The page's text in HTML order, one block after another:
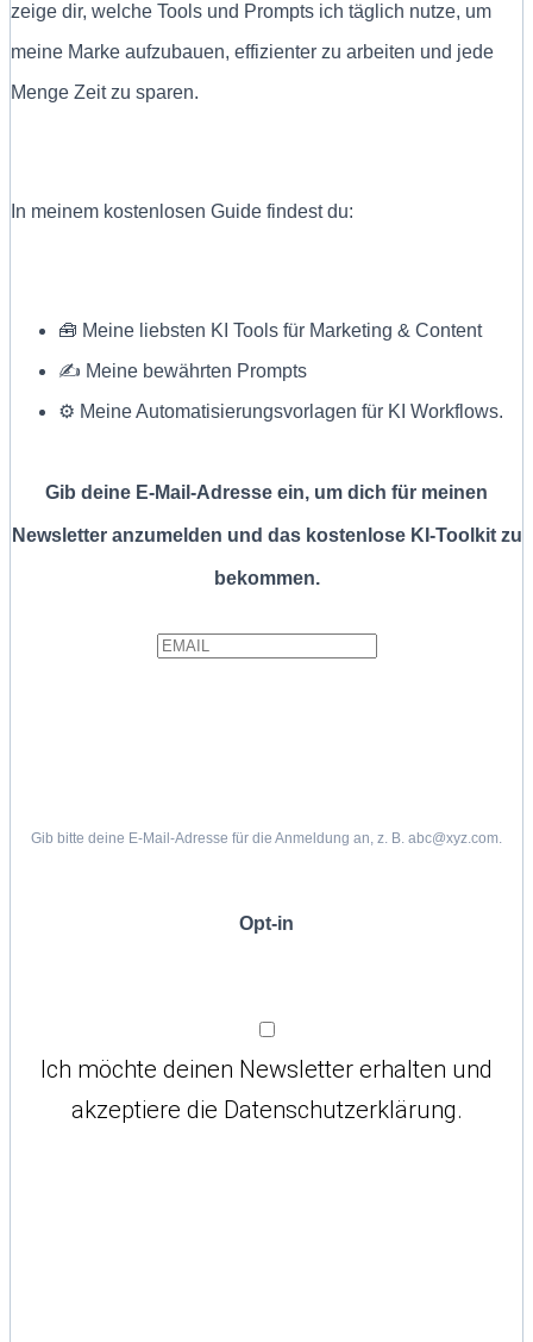
zeige dir, welche Tools und Prompts ich täglich nutze, um
meine Marke aufzubauen, effizienter zu arbeiten und jede
Menge Zeit zu sparen.
In meinem kostenlosen Guide findest du:
🧰 Meine liebsten KI Tools für Marketing & Content
✍ Meine bewährten Prompts
⚙️ Meine Automatisierungsvorlagen für KI Workflows.
Gib deine E-Mail-Adresse ein, um dich für meinen
Newsletter anzumelden und das kostenlose KI-Toolkit zu
bekommen.
Gib bitte deine E-Mail-Adresse für die Anmeldung an, z. B. abc@xyz.com.
Opt-in
Ich möchte deinen Newsletter erhalten und
akzeptiere die Datenschutzerklärung.